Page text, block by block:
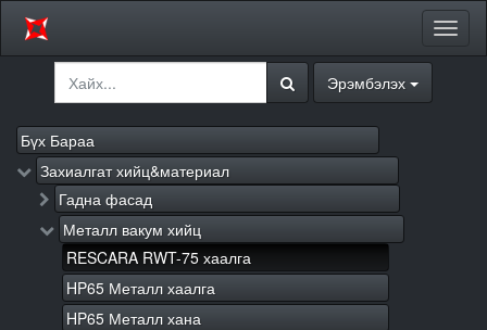
Эрэмбэлэх
Бүх Бараа
Захиалгат хийц&материал
Гадна фасад
Металл вакум хийц
RESCARA RWT-75 хаалга
HP65 Металл хаалга
HP65 Металл хана